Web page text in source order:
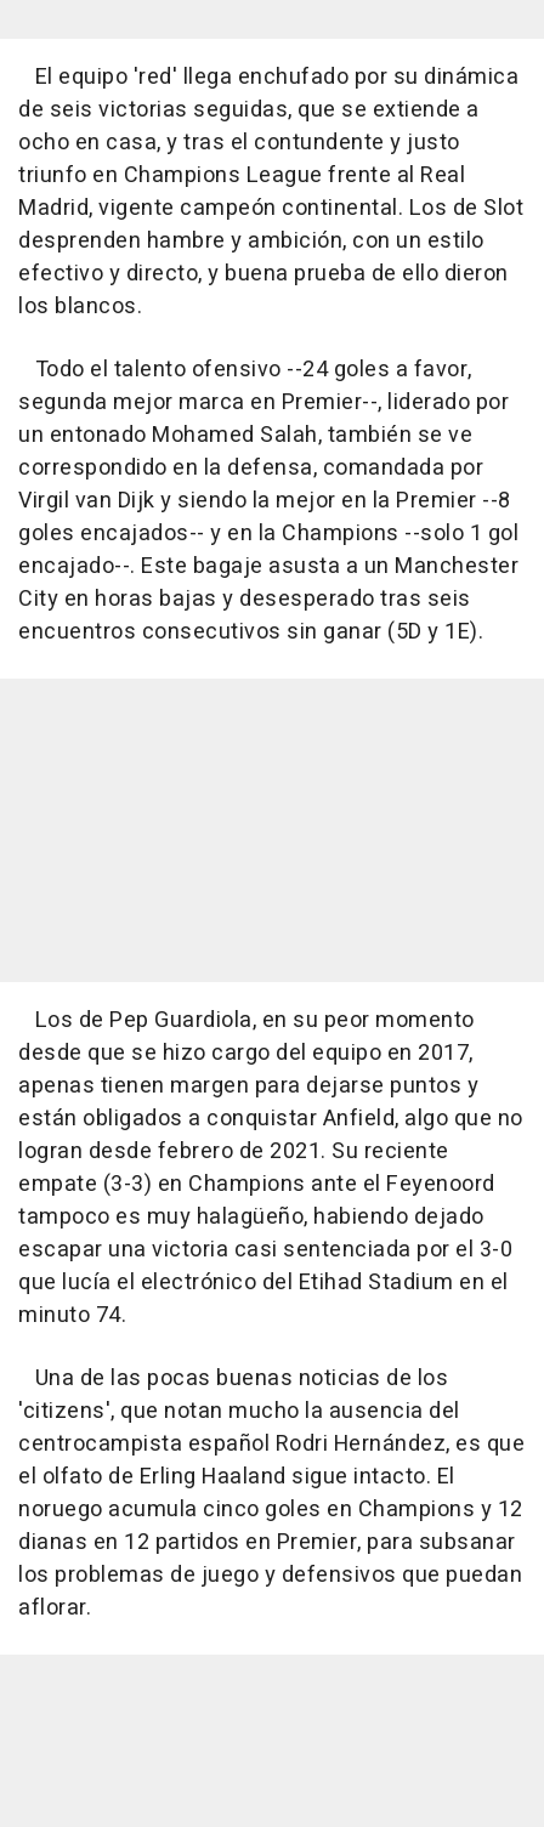
El equipo 'red' llega enchufado por su dinámica
de seis victorias seguidas, que se extiende a
ocho en casa, y tras el contundente y justo
triunfo en Champions League frente al Real
Madrid, vigente campeón continental. Los de Slot
desprenden hambre y ambición, con un estilo
efectivo y directo, y buena prueba de ello dieron
los blancos.
Todo el talento ofensivo --24 goles a favor,
segunda mejor marca en Premier--, liderado por
un entonado Mohamed Salah, también se ve
correspondido en la defensa, comandada por
Virgil van Dijk y siendo la mejor en la Premier --8
goles encajados-- y en la Champions --solo 1 gol
encajado--. Este bagaje asusta a un Manchester
City en horas bajas y desesperado tras seis
encuentros consecutivos sin ganar (5D y 1E).
Los de Pep Guardiola, en su peor momento
desde que se hizo cargo del equipo en 2017,
apenas tienen margen para dejarse puntos y
están obligados a conquistar Anfield, algo que no
logran desde febrero de 2021. Su reciente
empate (3-3) en Champions ante el Feyenoord
tampoco es muy halagüeño, habiendo dejado
escapar una victoria casi sentenciada por el 3-0
que lucía el electrónico del Etihad Stadium en el
minuto 74.
Una de las pocas buenas noticias de los
'citizens', que notan mucho la ausencia del
centrocampista español Rodri Hernández, es que
el olfato de Erling Haaland sigue intacto. El
noruego acumula cinco goles en Champions y 12
dianas en 12 partidos en Premier, para subsanar
los problemas de juego y defensivos que puedan
aflorar.